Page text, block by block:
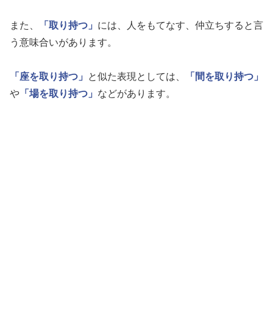
また、 「取り持つ」 には、人をもてなす、仲立ちすると言
う意味合いがあります。
「座を取り持つ」 と似た表現としては、
「間を取り持つ」
や 「場を取り持つ」 などがあります。